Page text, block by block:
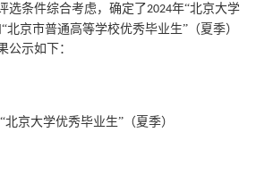
选条件综合考虑，确定了2024年“北京大学
北京市普通高等学校优秀毕业生”（夏季）
公示如下：
“北京大学优秀毕业生”（夏季）